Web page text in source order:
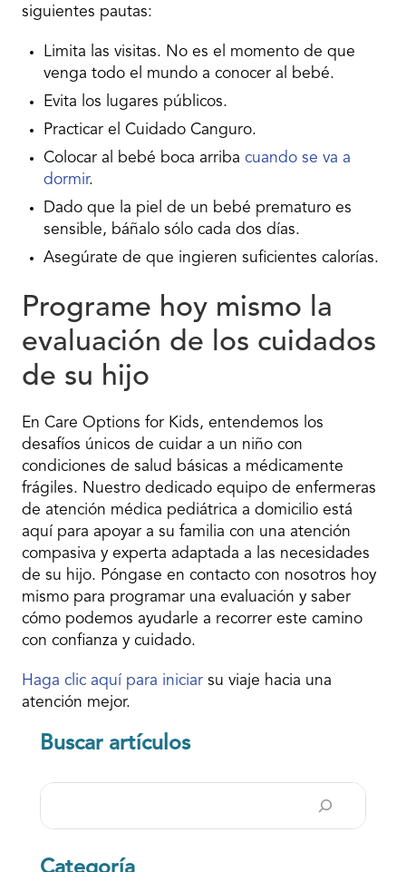
siguientes pautas:
Limita las visitas. No es el momento de que
venga todo el mundo a conocer al bebé.
Evita los lugares públicos.
Practicar el Cuidado Canguro.
Colocar al bebé boca arriba cuando se va a
dormir.
Dado que la piel de un bebé prematuro es
sensible, báñalo sólo cada dos días.
Asegúrate de que ingieren suficientes calorías.
Programe hoy mismo la
evaluación de los cuidados
de su hijo
En Care Options for Kids, entendemos los
desafíos únicos de cuidar a un niño con
condiciones de salud básicas a médicamente
frágiles. Nuestro dedicado equipo de enfermeras
de atención médica pediátrica a domicilio está
aquí para apoyar a su familia con una atención
compasiva y experta adaptada a las necesidades
de su hijo. Póngase en contacto con nosotros hoy
mismo para programar una evaluación y saber
cómo podemos ayudarle a recorrer este camino
con confianza y cuidado.
Haga clic aquí para iniciar su viaje hacia una
atención mejor.
Buscar artículos
Buscar